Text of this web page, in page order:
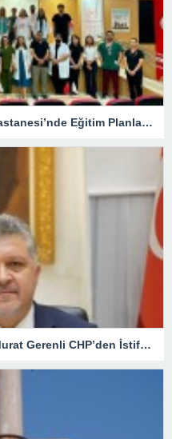
Kırklareli Eğitim ve Araştırma Hastanesi’nde Eğitim Planlaması Masaya Yatırıldı
Lüleburgaz Belediye Başkanı Murat Gerenli CHP’den İstifa Etti